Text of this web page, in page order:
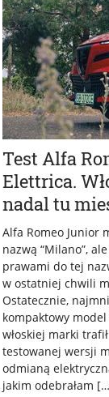
Test Alfa
Elettrica.
nadal tu
Alfa Romeo Junior
nazwą “Milano”,
prawami do tej
w ostatniej chwili
Ostatecznie,
kompaktowy
włoskiej marki
testowanej wersji
odmianą
jakim odebrałam